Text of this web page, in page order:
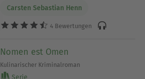
Carsten Sebastian Henn
4 Bewertungen
Nomen est Omen
Kulinarischer Kriminalroman
Serie